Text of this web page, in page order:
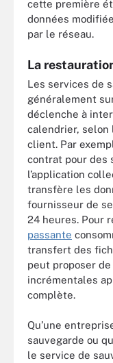
cette première
données
par le réseau.
La
Les services de
généralement
déclenche à
calendrier, selon
client. Par
contrat pour des
l’application
transfère les
fournisseur de
24 heures. Pour
passante
transfert des
peut proposer
incrémentales
complète.
Qu’une
sauvegarde ou
le service de